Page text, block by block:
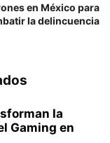
en México para
la delincuencia
la
Gaming en